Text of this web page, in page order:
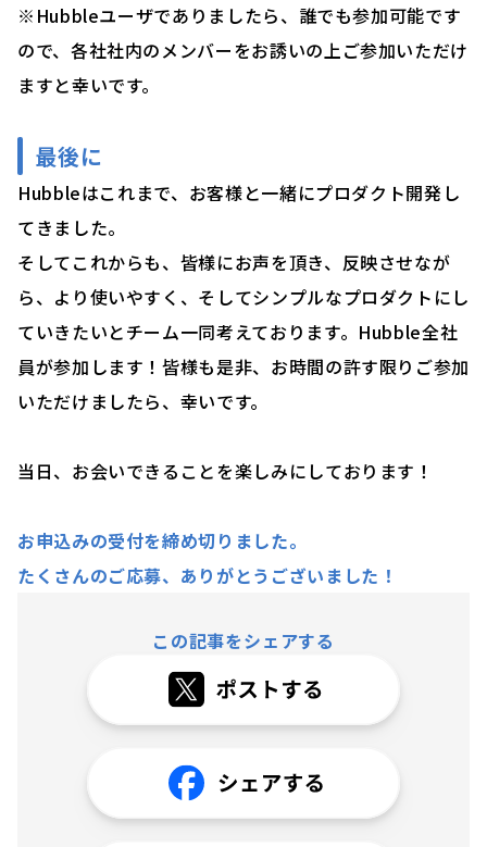
※Hubbleユーザでありましたら、誰でも参加可能です
ので、各社社内のメンバーをお誘いの上ご参加いただけ
ますと幸いです。
最後に
Hubbleはこれまで、お客様と一緒にプロダクト開発し
てきました。
そしてこれからも、皆様にお声を頂き、反映させなが
ら、より使いやすく、そしてシンプルなプロダクトにし
ていきたいとチーム一同考えております。Hubble全社
員が参加します！皆様も是非、お時間の許す限りご参加
いただけましたら、幸いです。
当日、お会いできることを楽しみにしております！
お申込みの受付を締め切りました。
たくさんのご応募、ありがとうございました！
この記事をシェアする